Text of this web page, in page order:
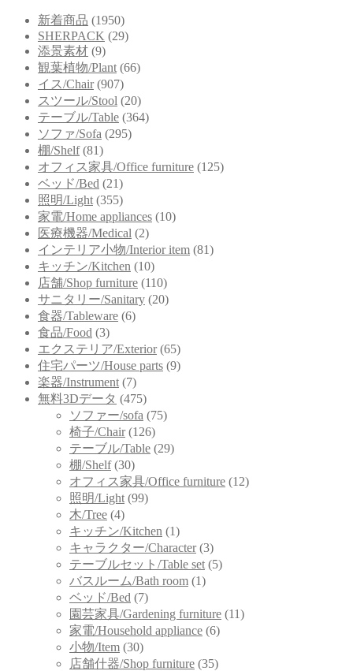
新着商品 (1950)
SHERPACK (29)
添景素材 (9)
観葉植物/Plant (66)
イス/Chair (907)
スツール/Stool (20)
テーブル/Table (364)
ソファ/Sofa (295)
棚/Shelf (81)
オフィス家具/Office furniture (125)
ベッド/Bed (21)
照明/Light (355)
家電/Home appliances (10)
医療機器/Medical (2)
インテリア小物/Interior item (81)
キッチン/Kitchen (10)
店舗/Shop furniture (110)
サニタリー/Sanitary (20)
食器/Tableware (6)
食品/Food (3)
エクステリア/Exterior (65)
住宅パーツ/House parts (9)
楽器/Instrument (7)
無料3Dデータ (475)
ソファー/sofa (75)
椅子/Chair (126)
テーブル/Table (29)
棚/Shelf (30)
オフィス家具/Office furniture (12)
照明/Light (99)
木/Tree (4)
キッチン/Kitchen (1)
キャラクター/Character (3)
テーブルセット/Table set (5)
バスルーム/Bath room (1)
ベッド/Bed (7)
園芸家具/Gardening furniture (11)
家電/Household appliance (6)
小物/Item (30)
店舗什器/Shop furniture (35)